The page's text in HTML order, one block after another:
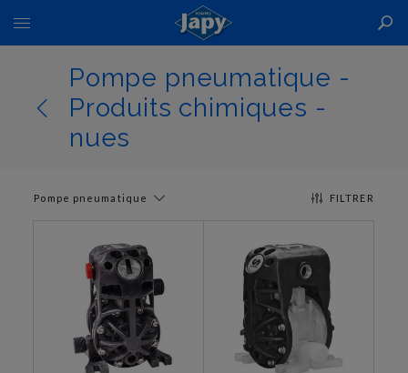
Basculer
la
navigationPompe pneumatique -
Produits chimiques -
nues
FILTRER
Pompe pneumatique